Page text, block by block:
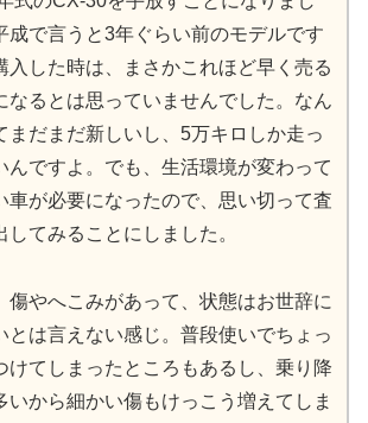
成で言うと3年ぐらい前のモデルです
入した時は、まさかこれほど早く売る
なるとは思っていませんでした。なん
まだまだ新しいし、5万キロしか走っ
んですよ。でも、生活環境が変わって
車が必要になったので、思い切って査
してみることにしました。
傷やへこみがあって、状態はお世辞に
とは言えない感じ。普段使いでちょっ
けてしまったところもあるし、乗り降
いから細かい傷もけっこう増えてしま